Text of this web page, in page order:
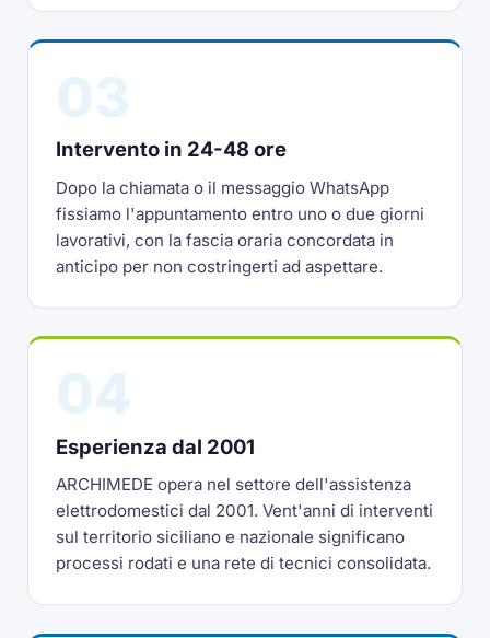
Intervento in 24-48 ore
Dopo la chiamata o il messaggio WhatsApp
fissiamo l'appuntamento entro uno o due giorni
lavorativi, con la fascia oraria concordata in
anticipo per non costringerti ad aspettare.
Esperienza dal 2001
ARCHIMEDE opera nel settore dell'assistenza
elettrodomestici dal 2001. Vent'anni di interventi
sul territorio siciliano e nazionale significano
processi rodati e una rete di tecnici consolidata.